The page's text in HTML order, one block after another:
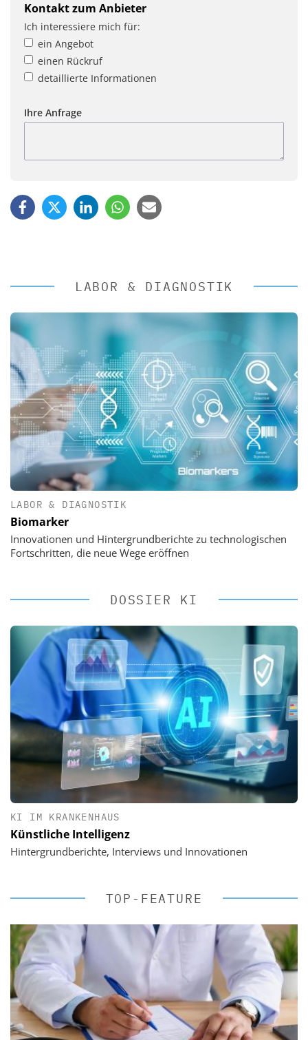
Kontakt zum Anbieter
Ich interessiere mich für:
ein Angebot
einen Rückruf
detaillierte Informationen
Ihre Anfrage
LABOR & DIAGNOSTIK
LABOR & DIAGNOSTIK
Biomarker
Innovationen und Hintergrundberichte zu technologischen
Fortschritten, die neue Wege eröffnen
DOSSIER KI
KI IM KRANKENHAUS
Künstliche Intelligenz
Hintergrundberichte, Interviews und Innovationen
TOP-FEATURE